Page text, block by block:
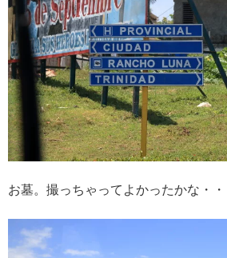
お墓。撮っちゃってよかったかな・・